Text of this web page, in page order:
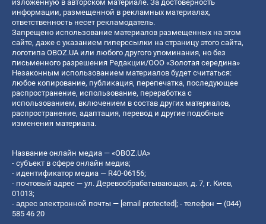
изложенную в авторском материале. За достоверность
информации, размещенной в рекламных материалах,
ответственность несет рекламодатель.
Запрещено использование материалов размещенных на этом
сайте, даже с указанием гиперссылки на страницу этого сайта,
логотипа OBOZ.UA или любого другого упоминания, но без
письменного разрешения Редакции/ООО «Золотая середина»
Незаконным использованием материалов будет считаться:
любое копирование, публикация, перепечатка, последующее
распространение, использование, переработка с
использованием, включением в состав других материалов,
распространение, адаптация, перевод и другие подобные
изменения материала.
Название онлайн медиа — «OBOZ.UA»
- субъект в сфере онлайн медиа;
- идентификатор медиа — R40-06156;
- почтовый адрес — ул. Деревообрабатывающая, д. 7, г. Киев,
01013;
- адрес электронной почты — [email protected]; - телефон — (044)
585 46 20